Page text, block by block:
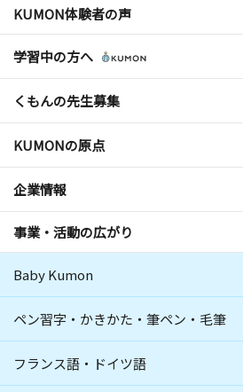
KUMON体験者の声
学習中の方へ
くもんの先生募集
KUMONの原点
企業情報
事業・活動の広がり
Baby Kumon
ペン習字・かきかた・筆ペン・毛筆
フランス語・ドイツ語